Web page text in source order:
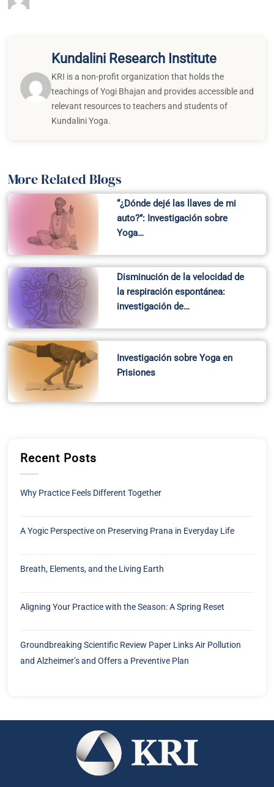
Kundalini Research Institute
KRI is a non-profit organization that holds the
teachings of Yogi Bhajan and provides accessible and
relevant resources to teachers and students of
Kundalini Yoga.
More Related Blogs
“¿Dónde dejé las llaves de mi
auto?”: Investigación sobre
Yoga…
Disminución de la velocidad de
la respiración espontánea:
investigación de…
Investigación sobre Yoga en
Prisiones
Recent Posts
Why Practice Feels Different Together
A Yogic Perspective on Preserving Prana in Everyday Life
Breath, Elements, and the Living Earth
Aligning Your Practice with the Season: A Spring Reset
Groundbreaking Scientific Review Paper Links Air Pollution
and Alzheimer’s and Offers a Preventive Plan